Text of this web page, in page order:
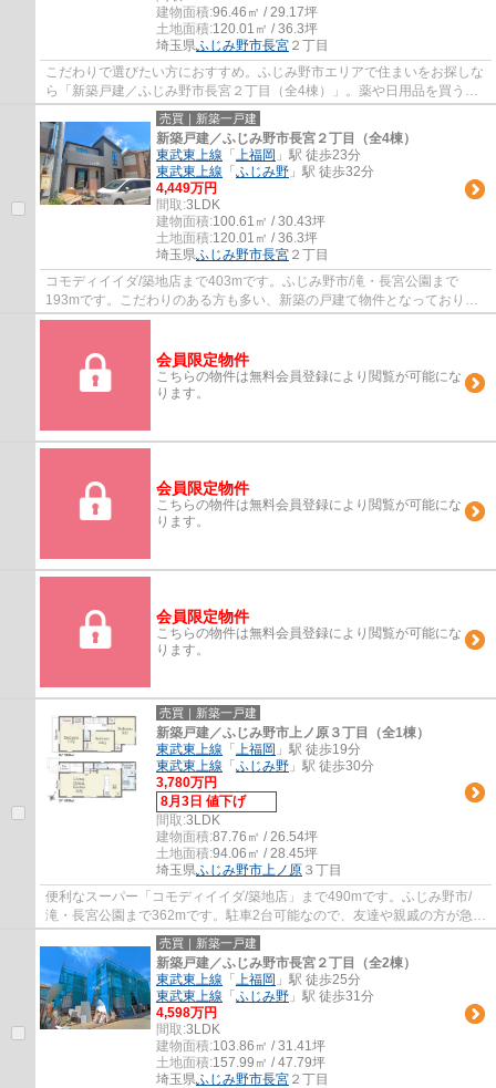
建物面積:96.46㎡ / 29.17坪
土地面積:120.01㎡ / 36.3坪
埼玉県ふじみ野市長宮 ２丁目
こだわりで選びたい方におすすめ。ふじみ野市エリアで住まいをお探しな
ら「新築戸建／ふじみ野市長宮２丁目（全4棟）」。薬や日用品を買うの
に便利なドラッグエース/中福岡店まで377m...
売買｜新築一戸建
新築戸建／ふじみ野市長宮２丁目（全4棟）
東武東上線 「 上福岡 」駅 徒歩23分
東武東上線 「 ふじみ野 」駅 徒歩32分
4,449万円
間取:3LDK
建物面積:100.61㎡ / 30.43坪
土地面積:120.01㎡ / 36.3坪
埼玉県ふじみ野市長宮 ２丁目
コモディイイダ/築地店まで403mです。ふじみ野市/滝・長宮公園まで
193mです。こだわりのある方も多い、新築の戸建て物件となっておりま
す。雨の日で濡れた上着や傘もすぐに乾燥できる...
会員限定物件
こちらの物件は無料会員登録により閲覧が可能にな
ります。
会員限定物件
こちらの物件は無料会員登録により閲覧が可能にな
ります。
会員限定物件
こちらの物件は無料会員登録により閲覧が可能にな
ります。
売買｜新築一戸建
新築戸建／ふじみ野市上ノ原３丁目（全1棟）
東武東上線 「 上福岡 」駅 徒歩19分
東武東上線 「 ふじみ野 」駅 徒歩30分
3,780万円
8月3日 値下げ
間取:3LDK
建物面積:87.76㎡ / 26.54坪
土地面積:94.06㎡ / 28.45坪
埼玉県ふじみ野市上ノ原 ３丁目
便利なスーパー「コモディイイダ/築地店」まで490mです。ふじみ野市/
滝・長宮公園まで362mです。駐車2台可能なので、友達や親戚の方が急に
来ても置けます。移動手段に不便を感じない東...
売買｜新築一戸建
新築戸建／ふじみ野市長宮２丁目（全2棟）
東武東上線 「 上福岡 」駅 徒歩25分
東武東上線 「 ふじみ野 」駅 徒歩31分
4,598万円
間取:3LDK
建物面積:103.86㎡ / 31.41坪
土地面積:157.99㎡ / 47.79坪
埼玉県ふじみ野市長宮 ２丁目